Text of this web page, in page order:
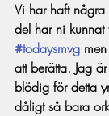
Vi har haft några
del har ni
#todaysmvg
att berätta. Jag
blödig för detta
dåligt så bara